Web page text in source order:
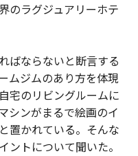
のラグジュアリーホテ
ばならないと断言する
ムジムのあり方を体現
宅のリビングルームに
シンがまるで絵画のイ
置かれている。そんな
ントについて聞いた。